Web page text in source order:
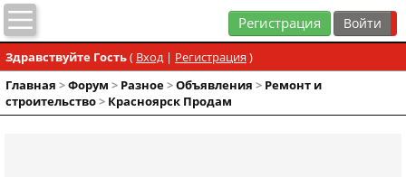
Регистрация
Здравствуйте Гость( Вход| Регистрация )
Главная >Форум > Разное>Объявления > Ремонт и
строительство> Красноярск Продам